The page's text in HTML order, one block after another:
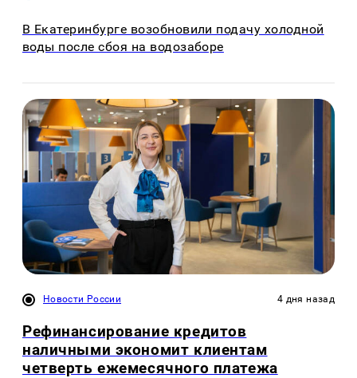
В Екатеринбурге возобновили подачу холодной
воды после сбоя на водозаборе
Новости России 4 дня назад
Рефинансирование кредитов
наличными экономит клиентам
четверть ежемесячного платежа